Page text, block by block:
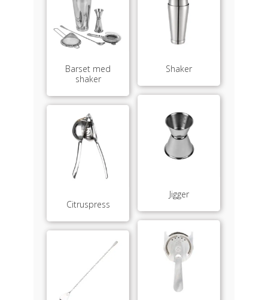
Barset med
shaker
Shaker
Jigger
Citruspress